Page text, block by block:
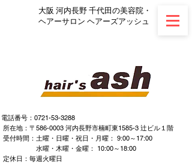
大阪 河内長野 千代田の美容院・
ヘアーサロン ヘアーズアッシュ
電話番号：0721-53-3288
所在地：〒586-0003 河内長野市楠町東1585-3 辻ビル１階
​ ​受付時間：土曜・日曜・祝日・月曜： 9:00～17:00
水曜・木曜・金曜： 10:00～18:00
定休日：毎週火曜日